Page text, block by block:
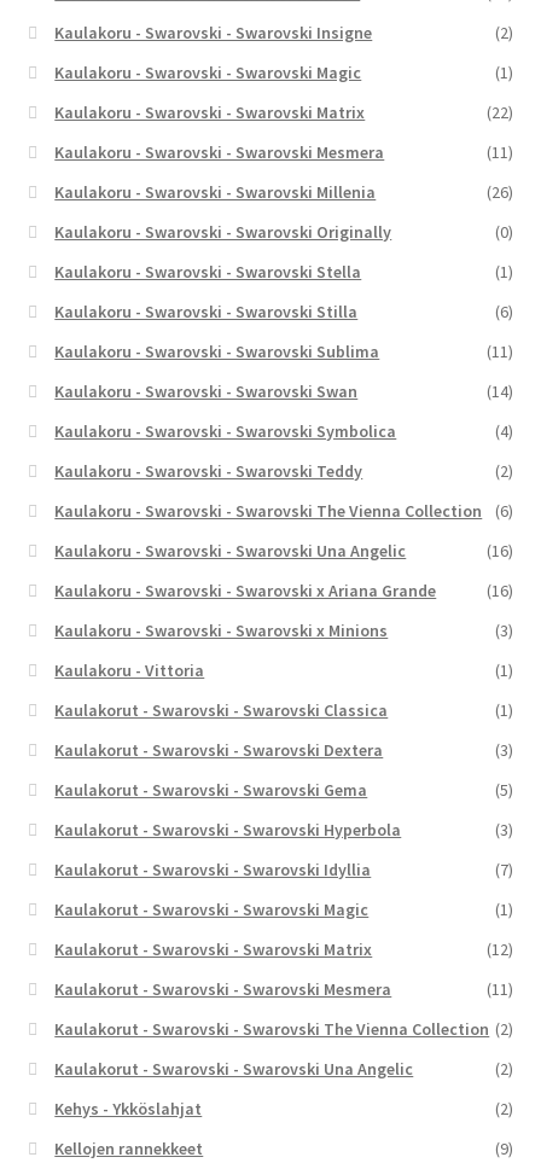
Kaulakoru - Swarovski - Swarovski Insigne
(2)
Kaulakoru - Swarovski - Swarovski Magic
(1)
Kaulakoru - Swarovski - Swarovski Matrix
(22)
Kaulakoru - Swarovski - Swarovski Mesmera
(11)
Kaulakoru - Swarovski - Swarovski Millenia
(26)
Kaulakoru - Swarovski - Swarovski Originally
(0)
Kaulakoru - Swarovski - Swarovski Stella
(1)
Kaulakoru - Swarovski - Swarovski Stilla
(6)
Kaulakoru - Swarovski - Swarovski Sublima
(11)
Kaulakoru - Swarovski - Swarovski Swan
(14)
Kaulakoru - Swarovski - Swarovski Symbolica
(4)
Kaulakoru - Swarovski - Swarovski Teddy
(2)
Kaulakoru - Swarovski - Swarovski The Vienna Collection
(6)
Kaulakoru - Swarovski - Swarovski Una Angelic
(16)
Kaulakoru - Swarovski - Swarovski x Ariana Grande
(16)
Kaulakoru - Swarovski - Swarovski x Minions
(3)
Kaulakoru - Vittoria
(1)
Kaulakorut - Swarovski - Swarovski Classica
(1)
Kaulakorut - Swarovski - Swarovski Dextera
(3)
Kaulakorut - Swarovski - Swarovski Gema
(5)
Kaulakorut - Swarovski - Swarovski Hyperbola
(3)
Kaulakorut - Swarovski - Swarovski Idyllia
(7)
Kaulakorut - Swarovski - Swarovski Magic
(1)
Kaulakorut - Swarovski - Swarovski Matrix
(12)
Kaulakorut - Swarovski - Swarovski Mesmera
(11)
Kaulakorut - Swarovski - Swarovski The Vienna Collection (2)
Kaulakorut - Swarovski - Swarovski Una Angelic
(2)
Kehys - Ykköslahjat
(2)
Kellojen rannekkeet
(9)